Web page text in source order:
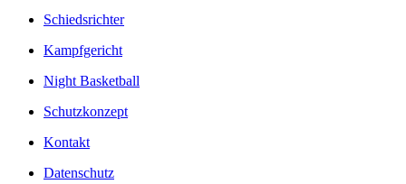
Schiedsrichter
Kampfgericht
Night Basketball
Schutzkonzept
Kontakt
Datenschutz